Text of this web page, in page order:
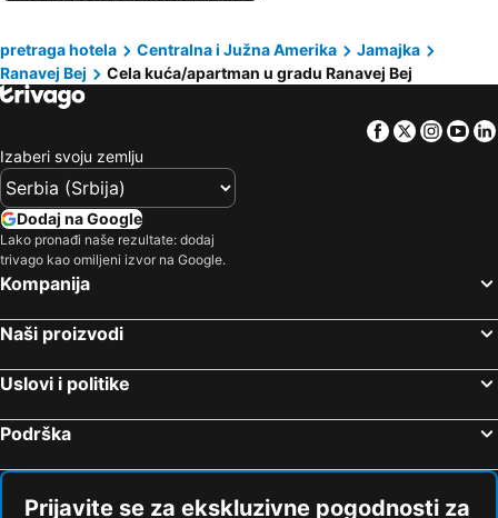
pretraga hotela Centralna i Južna Amerika
Jamajka
Ranavej Bej
Cela kuća/apartman u gradu Ranavej Bej
Facebook
Twitter
Izaberi svoju zemlju
Dodaj na Google
Lako pronađi naše rezultate: dodaj
trivago kao omiljeni izvor na Google.
Kompanija
Naši proizvodi
Uslovi i politike
Podrška
Prijavite se za ekskluzivne pogodnosti za